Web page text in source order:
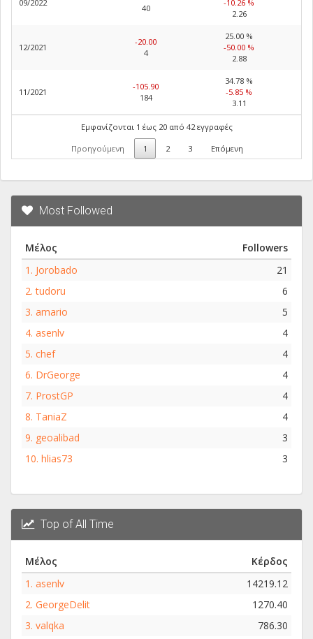
09/2022
40
-10.26 %
2.26
12/2021
-20.00
4
25.00 %
-50.00 %
2.88
11/2021
-105.90
184
34.78 %
-5.85 %
3.11
Εμφανίζονται 1 έως 20 από 42 εγγραφές
Προηγούμενη 1 2 3 Επόμενη
Most Followed
Μέλος
Followers
1. Jorobado
21
2.tudoru
6
3. amario
5
4. asenlv
4
5. chef
4
6. DrGeorge
4
7. ProstGP
4
8. TaniaZ
4
9. geoalibad
3
10. hlias73 3
Top of All Time
Μέλος
Κέρδος
1. asenlv
14219.12
2. GeorgeDelit
1270.40
3. valqka
786.30